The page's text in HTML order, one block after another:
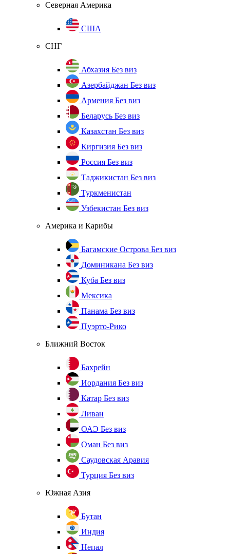
Северная Америка
США
СНГ
Абхазия Без виз
Азербайджан Без виз
Армения Без виз
Беларусь Без виз
Казахстан Без виз
Киргизия Без виз
Россия Без виз
Таджикистан Без виз
Туркменистан
Узбекистан Без виз
Америка и Карибы
Багамские Острова Без виз
Доминикана Без виз
Куба Без виз
Мексика
Панама Без виз
Пуэрто-Рико
Ближний Восток
Бахрейн
Иордания Без виз
Катар Без виз
Ливан
ОАЭ Без виз
Оман Без виз
Саудовская Аравия
Турция Без виз
Южная Азия
Бутан
Индия
Непал